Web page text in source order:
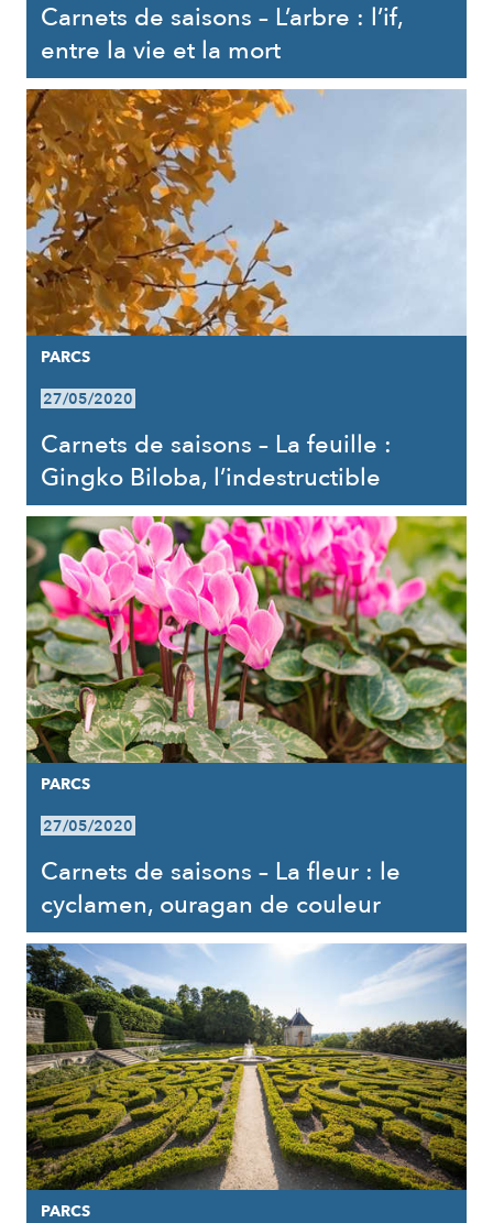
Carnets de saisons – L’arbre : l’if,
entre la vie et la mort
PARCS
27/05/2020
Carnets de saisons – La feuille :
Gingko Biloba, l’indestructible
PARCS
27/05/2020
Carnets de saisons – La fleur : le
cyclamen, ouragan de couleur
PARCS